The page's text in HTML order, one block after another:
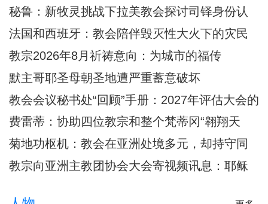
意大利亚西西天使之后圣母大殿内主
持弥撒圣祭
外，他也要去教宗方济各的出生地阿根廷，以及将近40年
斯特教宗，即将回到他度过多年传教岁月的安第斯大地，
在那里
秘鲁：新牧灵挑战下拉美教会探讨司铎身份认
同
法国和西班牙：教会陪伴毁灭性大火下的灾民
教宗2026年8月祈祷意向：为城市的福传
默主哥耶圣母朝圣地遭严重蓄意破坏
教会会议秘书处“回顾”手册：2027年评估大会的
准则和指示
费雷蒂：协助四位教宗和整个梵蒂冈“翱翔天
际”的妇女
菊地功枢机：教会在亚洲处境多元，却持守同
一信仰
教宗向亚洲主教团协会大会寄视频讯息：耶稣